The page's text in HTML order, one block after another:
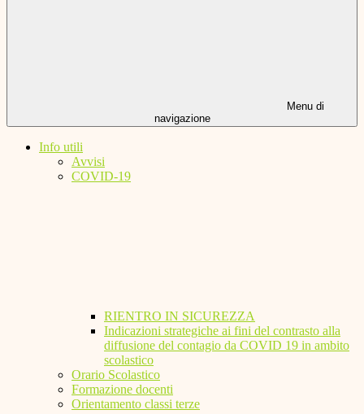
Menu di
navigazione
Info utili
Avvisi
COVID-19
RIENTRO IN SICUREZZA
Indicazioni strategiche ai fini del contrasto alla
diffusione del contagio da COVID 19 in ambito
scolastico
Orario Scolastico
Formazione docenti
Orientamento classi terze